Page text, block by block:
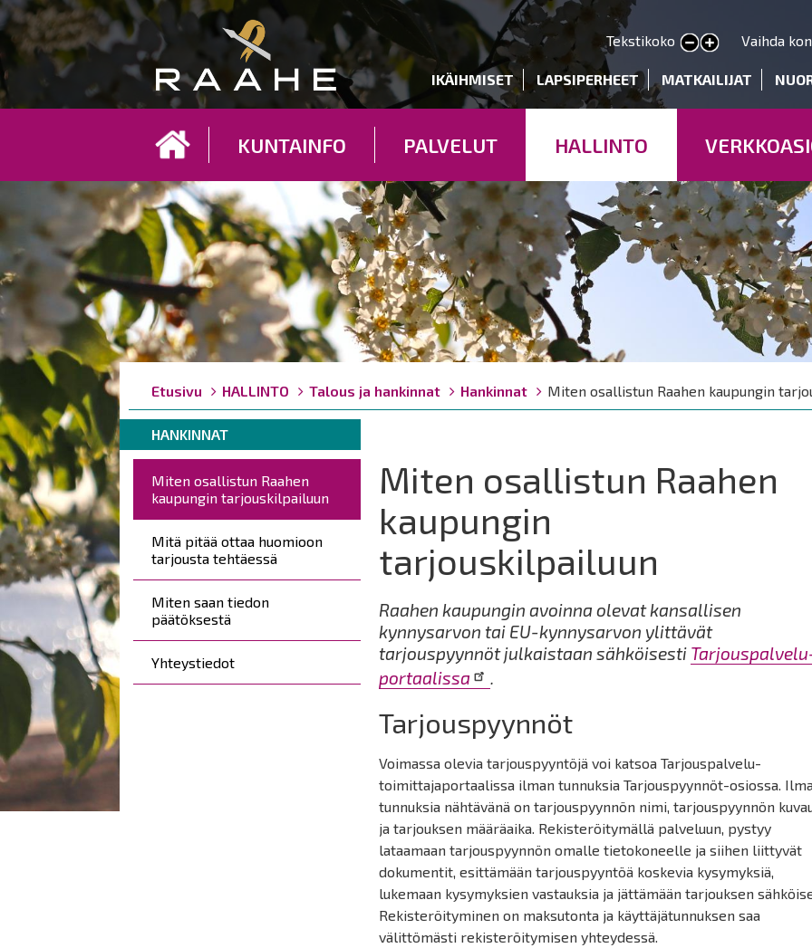
Hyppää
pääsisältöön
Tekstikoko
Pienennä tekstin kokoa
Suurenna tekstin kokoa Vaihda
Kohderyhmät
IKÄIHMISET LAPSIPERHEET MATKAILIJAT
KUNTAINFO PALVELUT HALLINTO
Breadcrumbs
You
are
here:
Etusivu HALLINTO Talous ja hankinnat Hankinnat Miten osallistun Raahen kaupungin
Breadcrumbs
are
here:
HANKINNAT
Päävalikko
Miten osallistun Raahen
kaupungin tarjouskilpailuun
Mitä pitää ottaa huomioon
tarjousta tehtäessä
Miten saan tiedon
päätöksestä
Yhteystiedot
Miten osallistun Raahen
kaupungin
tarjouskilpailuun
Raahen kaupungin avoinna olevat kansallisen
kynnysarvon tai EU-kynnysarvon ylittävät
tarjouspyynnöt julkaistaan sähköisesti
portaalissa
.
Tarjouspyynnöt
Voimassa olevia tarjouspyyntöjä voi katsoa Tarjouspalvelu-
toimittajaportaalissa ilman tunnuksia Tarjouspyynnöt-osiossa.
tunnuksia nähtävänä on tarjouspyynnön nimi, tarjouspyynnön
ja tarjouksen määräaika. Rekisteröitymällä palveluun, pystyy
lataamaan tarjouspyynnön omalle tietokoneelle ja siihen liittyvät
dokumentit, esittämään tarjouspyyntöä koskevia kysymyksiä,
lukemaan kysymyksien vastauksia ja jättämään tarjouksen
Rekisteröityminen on maksutonta ja käyttäjätunnuksen saa
välittömästi rekisteröitymisen yhteydessä.